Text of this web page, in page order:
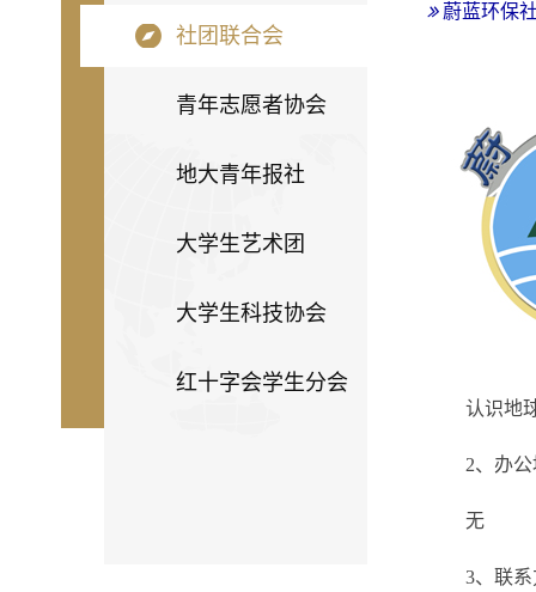
社团联合会
青年志愿者协会
地大青年报社
大学生艺术团
大学生科技协会
红十字会学生分会
蔚蓝环保
认识地
2、办
无
3、联